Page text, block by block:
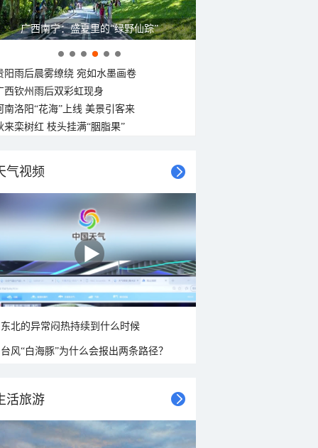
广西南宁：盛夏里的“绿野仙踪”
阳雨后晨雾缭绕 宛如水墨画卷
西钦州雨后双彩虹现身
南洛阳“花海”上线 美景引客来
来栾树红 枝头挂满“胭脂果”
气视频
东北的异常闷热持续到什么时候
台风“白海豚”为什么会报出两条路径？
活旅游